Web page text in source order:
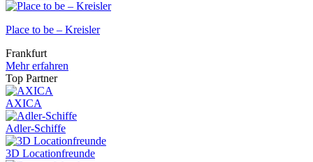
Place to be – Kreisler
Frankfurt
Mehr erfahren
Top Partner
AXICA
Adler-Schiffe
3D Locationfreunde